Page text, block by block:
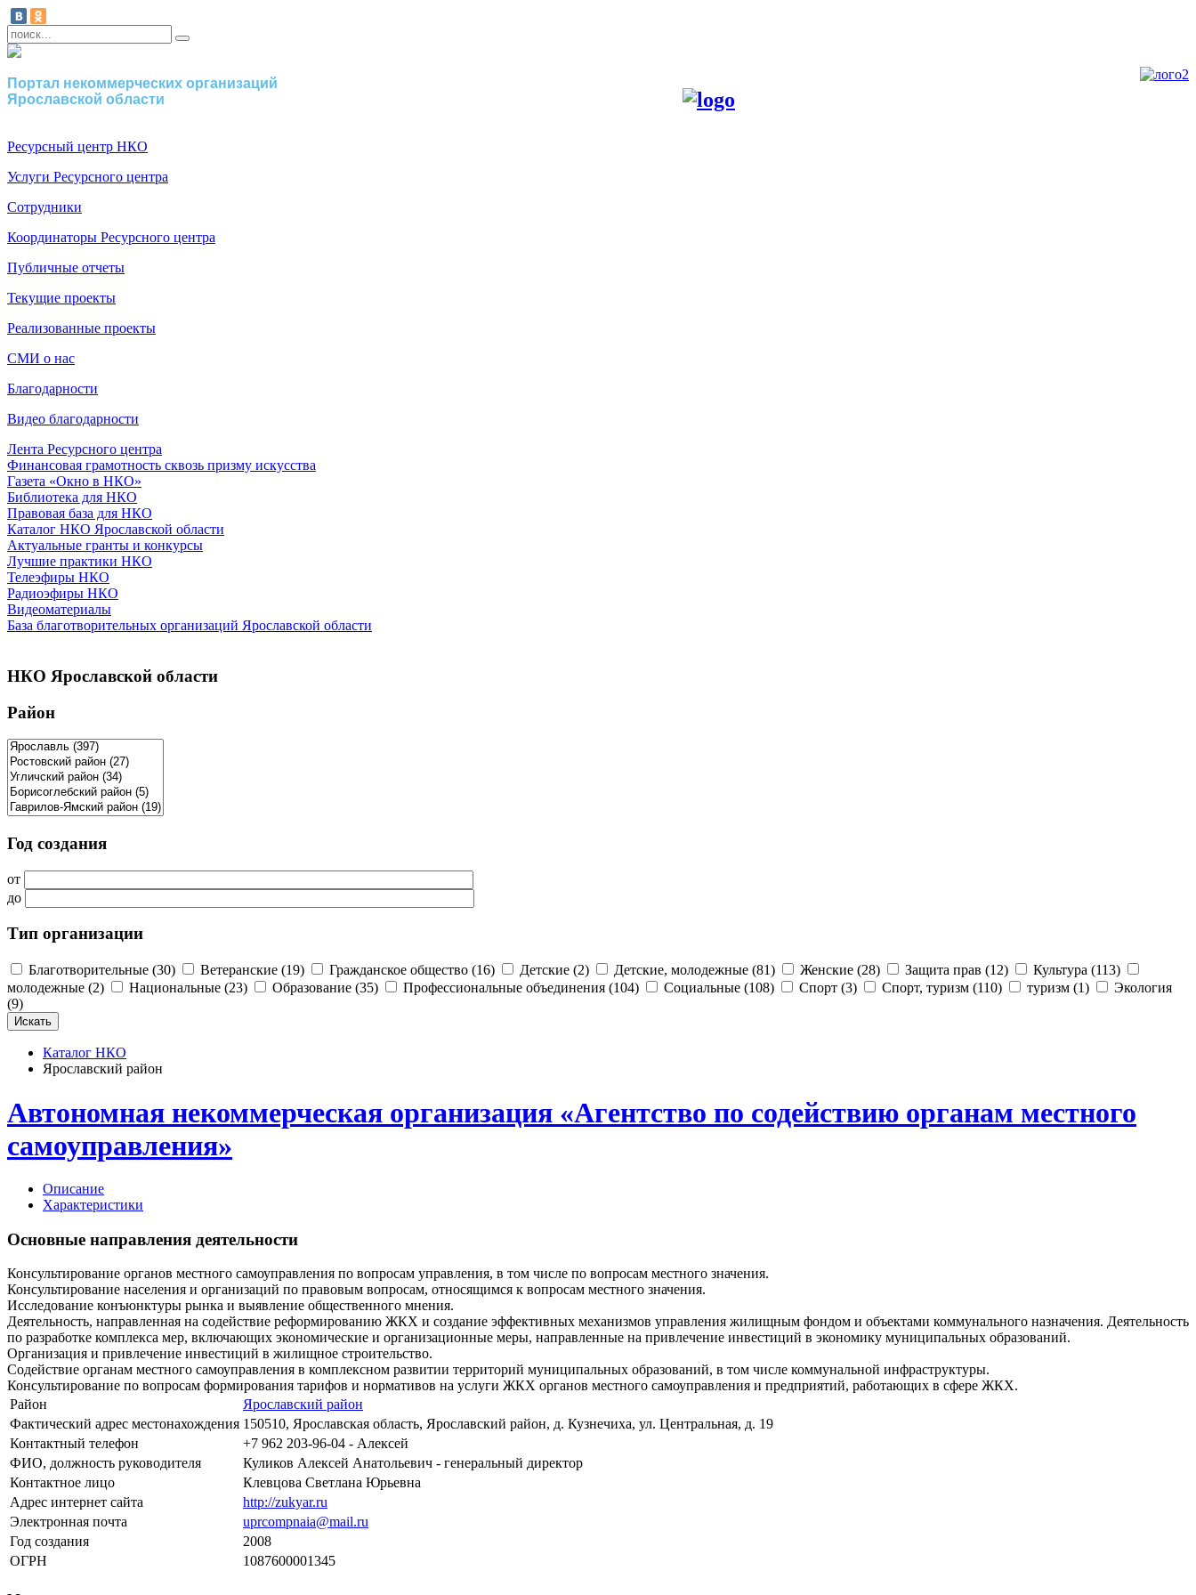
Портал некоммерческих организаций
Ярославской области
Ресурсный центр НКО
Услуги Ресурсного центра
Сотрудники
Координаторы Ресурсного центра
Публичные отчеты
Текущие проекты
Реализованные проекты
СМИ о нас
Благодарности
Видео благодарности
Лента Ресурсного центра
Финансовая грамотность сквозь призму искусства
Газета «Окно в НКО»
Библиотека для НКО
Правовая база для НКО
Каталог НКО Ярославской области
Актуальные гранты и конкурсы
Лучшие практики НКО
Телеэфиры НКО
Радиоэфиры НКО
Видеоматериалы
База благотворительных организаций Ярославской области
НКО Ярославской области
Район
Год создания
от
до
Тип организации
Благотворительные (30) Ветеранские (19) Гражданское общество (16) Детские (2) Детские, молодежные (81) Женские (28) Защита прав (12)
Культура (113)
молодежные (2)
Национальные (23) Образование (35) Профессиональные объединения (104) Социальные (108) Спорт (3) Спорт, туризм (110) туризм (1)
Экология
(9)
Каталог НКО
Ярославский район
Автономная некоммерческая организация «Агентство по содействию органам местного
самоуправления»
Описание
Характеристики
Основные направления деятельности
Консультирование органов местного самоуправления по вопросам управления, в том числе по вопросам местного значения.
Консультирование населения и организаций по правовым вопросам, относящимся к вопросам местного значения.
Исследование конъюнктуры рынка и выявление общественного мнения.
Деятельность, направленная на содействие реформированию ЖКХ и создание эффективных механизмов управления жилищным фондом и объектами коммунального назначения. Деятельность
по разработке комплекса мер, включающих экономические и организационные меры, направленные на привлечение инвестиций в экономику муниципальных образований.
Организация и привлечение инвестиций в жилищное строительство.
Содействие органам местного самоуправления в комплексном развитии территорий муниципальных образований, в том числе коммунальной инфраструктуры.
Консультирование по вопросам формирования тарифов и нормативов на услуги ЖКХ органов местного самоуправления и предприятий, работающих в сфере ЖКХ.
Район
Ярославский район
Фактический адрес местонахождения 150510, Ярославская область, Ярославский район, д. Кузнечиха, ул. Центральная, д. 19
Контактный телефон
+7 962 203-96-04 - Алексей
ФИО, должность руководителя
Куликов Алексей Анатольевич - генеральный директор
Контактное лицо
Клевцова Светлана Юрьевна
Адрес интернет сайта
http://zukyar.ru
Электронная почта
uprcompnaia@mail.ru
Год создания
2008
ОГРН
1087600001345